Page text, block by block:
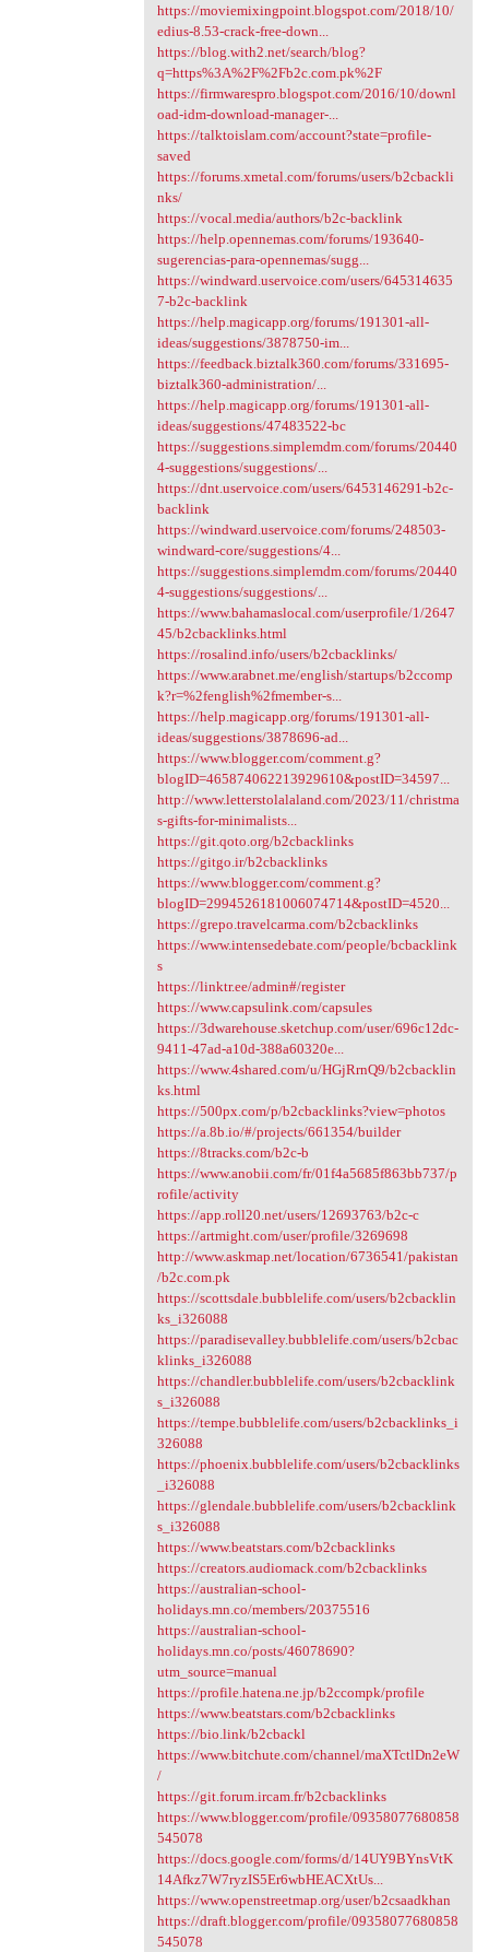
https://moviemixingpoint.blogspot.com/2018/10/
edius-8.53-crack-free-down...
https://blog.with2.net/search/blog?
q=https%3A%2F%2Fb2c.com.pk%2F
https://firmwarespro.blogspot.com/2016/10/downl
oad-idm-download-manager-...
https://talktoislam.com/account?state=profile-
saved
https://forums.xmetal.com/forums/users/b2cbackli
nks/
https://vocal.media/authors/b2c-backlink
https://help.opennemas.com/forums/193640-
sugerencias-para-opennemas/sugg...
https://windward.uservoice.com/users/645314635
7-b2c-backlink
https://help.magicapp.org/forums/191301-all-
ideas/suggestions/3878750-im...
https://feedback.biztalk360.com/forums/331695-
biztalk360-administration/...
https://help.magicapp.org/forums/191301-all-
ideas/suggestions/47483522-bc
https://suggestions.simplemdm.com/forums/20440
4-suggestions/suggestions/...
https://dnt.uservoice.com/users/6453146291-b2c-
backlink
https://windward.uservoice.com/forums/248503-
windward-core/suggestions/4...
https://suggestions.simplemdm.com/forums/20440
4-suggestions/suggestions/...
https://www.bahamaslocal.com/userprofile/1/2647
45/b2cbacklinks.html
https://rosalind.info/users/b2cbacklinks/
https://www.arabnet.me/english/startups/b2ccomp
k?r=%2fenglish%2fmember-s...
https://help.magicapp.org/forums/191301-all-
ideas/suggestions/3878696-ad...
https://www.blogger.com/comment.g?
blogID=465874062213929610&postID=34597...
http://www.letterstolalaland.com/2023/11/christma
s-gifts-for-minimalists...
https://git.qoto.org/b2cbacklinks
https://gitgo.ir/b2cbacklinks
https://www.blogger.com/comment.g?
blogID=2994526181006074714&postID=4520...
https://grepo.travelcarma.com/b2cbacklinks
https://www.intensedebate.com/people/bcbacklink
s
https://linktr.ee/admin#/register
https://www.capsulink.com/capsules
https://3dwarehouse.sketchup.com/user/696c12dc-
9411-47ad-a10d-388a60320e...
https://www.4shared.com/u/HGjRrnQ9/b2cbacklin
ks.html
https://500px.com/p/b2cbacklinks?view=photos
https://a.8b.io/#/projects/661354/builder
https://8tracks.com/b2c-b
https://www.anobii.com/fr/01f4a5685f863bb737/p
rofile/activity
https://app.roll20.net/users/12693763/b2c-c
https://artmight.com/user/profile/3269698
http://www.askmap.net/location/6736541/pakistan
/b2c.com.pk
https://scottsdale.bubblelife.com/users/b2cbacklin
ks_i326088
https://paradisevalley.bubblelife.com/users/b2cbac
klinks_i326088
https://chandler.bubblelife.com/users/b2cbacklink
s_i326088
https://tempe.bubblelife.com/users/b2cbacklinks_i
326088
https://phoenix.bubblelife.com/users/b2cbacklinks
_i326088
https://glendale.bubblelife.com/users/b2cbacklink
s_i326088
https://www.beatstars.com/b2cbacklinks
https://creators.audiomack.com/b2cbacklinks
https://australian-school-
holidays.mn.co/members/20375516
https://australian-school-
holidays.mn.co/posts/46078690?
utm_source=manual
https://profile.hatena.ne.jp/b2ccompk/profile
https://www.beatstars.com/b2cbacklinks
https://bio.link/b2cbackl
https://www.bitchute.com/channel/maXTctlDn2eW
/
https://git.forum.ircam.fr/b2cbacklinks
https://www.blogger.com/profile/09358077680858
545078
https://docs.google.com/forms/d/14UY9BYnsVtK
14Afkz7W7ryzIS5Er6wbHEACXtUs...
https://www.openstreetmap.org/user/b2csaadkhan
https://draft.blogger.com/profile/09358077680858
545078